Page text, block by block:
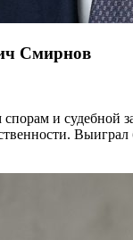
Смирнов
и судебной
Выиграл